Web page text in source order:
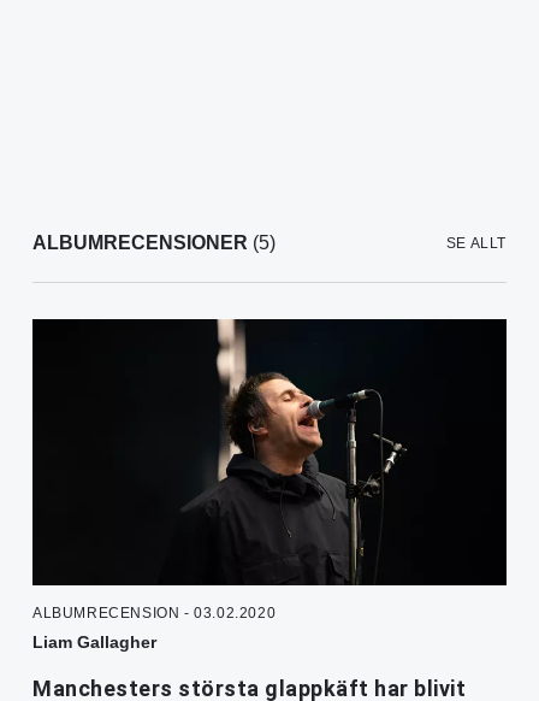
ALBUMRECENSIONER (5) SE ALLT
ALBUMRECENSION - 03.02.2020
Liam Gallagher
Manchesters största glappkäft har blivit